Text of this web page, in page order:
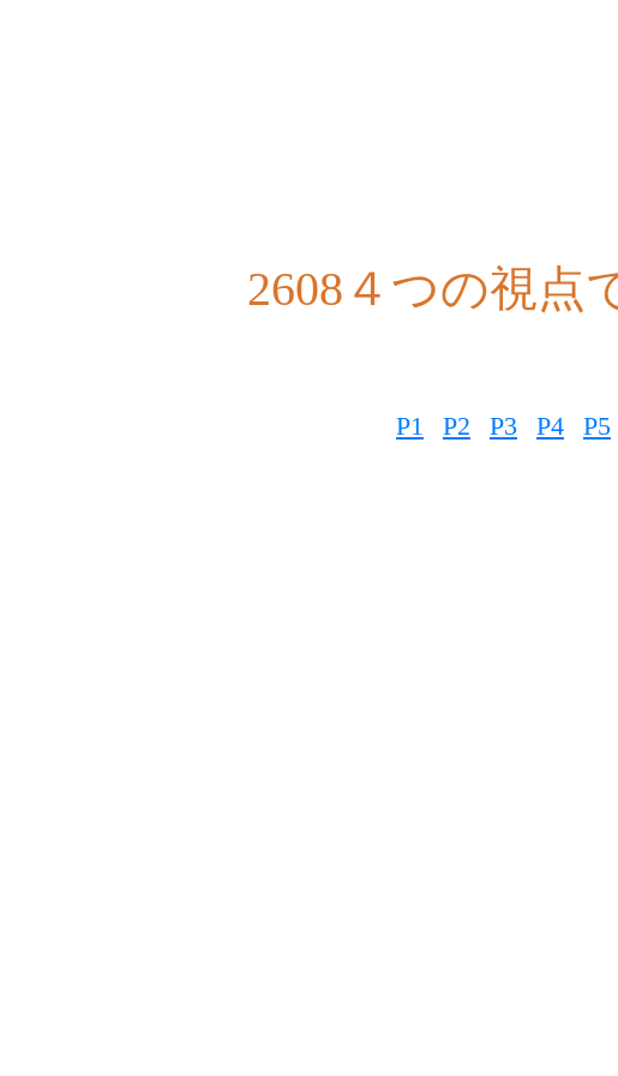
2608４つの視点
P1 P2 P3 P4 P5